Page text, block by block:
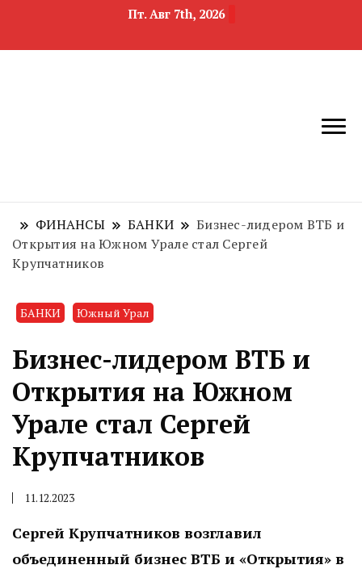
Пт. Авг 7th, 2026
область
недвижимости
ФИНАНСЫ БАНКИ
Бизнес-лидером ВТБ и
Открытия на Южном Урале стал Сергей
Крупчатников
БАНКИ Южный Урал
Бизнес-лидером ВТБ и
Открытия на Южном
Урале стал Сергей
Крупчатников
11.12.2023
Сергей Крупчатников возглавил
объединенный бизнес ВТБ и «Открытия» в